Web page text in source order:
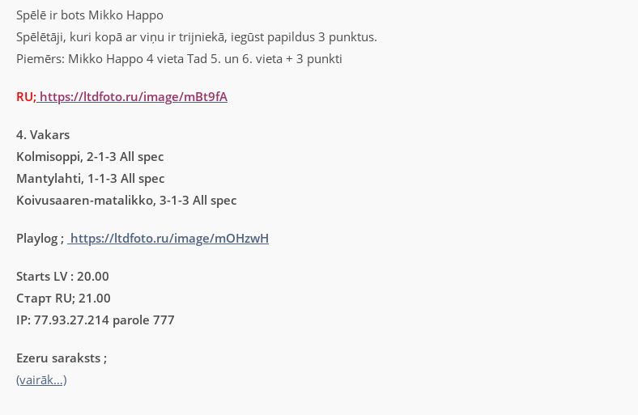
Spēlē ir bots Mikko Happo
Spēlētāji, kuri kopā ar viņu ir trijniekā, iegūst papildus 3 punktus.
Piemērs: Mikko Happo 4 vieta Tad 5. un 6. vieta + 3 punkti
RU; https://ltdfoto.ru/image/mBt9fA
4. Vakars
Kolmisoppi, 2-1-3 All spec
Mantylahti, 1-1-3 All spec
Koivusaaren-matalikko, 3-1-3 All spec
Playlog ; https://ltdfoto.ru/image/mOHzwH
Starts LV : 20.00
Старт RU; 21.00
IP: 77.93.27.214 parole 777
Ezeru saraksts ;
(vairāk…)